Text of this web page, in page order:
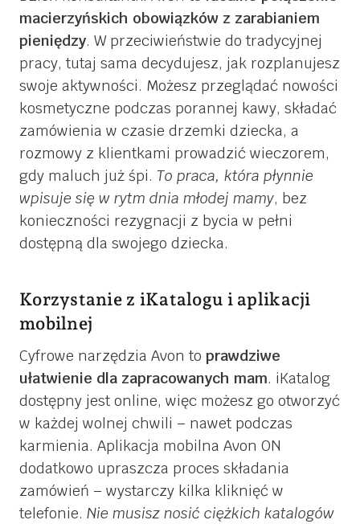
macierzyńskich obowiązków z zarabianiem
pieniędzy. W przeciwieństwie do tradycyjnej
pracy, tutaj sama decydujesz, jak rozplanujesz
swoje aktywności. Możesz przeglądać nowości
kosmetyczne podczas porannej kawy, składać
zamówienia w czasie drzemki dziecka, a
rozmowy z klientkami prowadzić wieczorem,
gdy maluch już śpi. To praca, która płynnie
wpisuje się w rytm dnia młodej mamy, bez
konieczności rezygnacji z bycia w pełni
dostępną dla swojego dziecka.
Korzystanie z iKatalogu i aplikacji
mobilnej
Cyfrowe narzędzia Avon to prawdziwe
ułatwienie dla zapracowanych mam. iKatalog
dostępny jest online, więc możesz go otworzyć
w każdej wolnej chwili – nawet podczas
karmienia. Aplikacja mobilna Avon ON
dodatkowo upraszcza proces składania
zamówień – wystarczy kilka kliknięć w
telefonie. Nie musisz nosić ciężkich katalogów